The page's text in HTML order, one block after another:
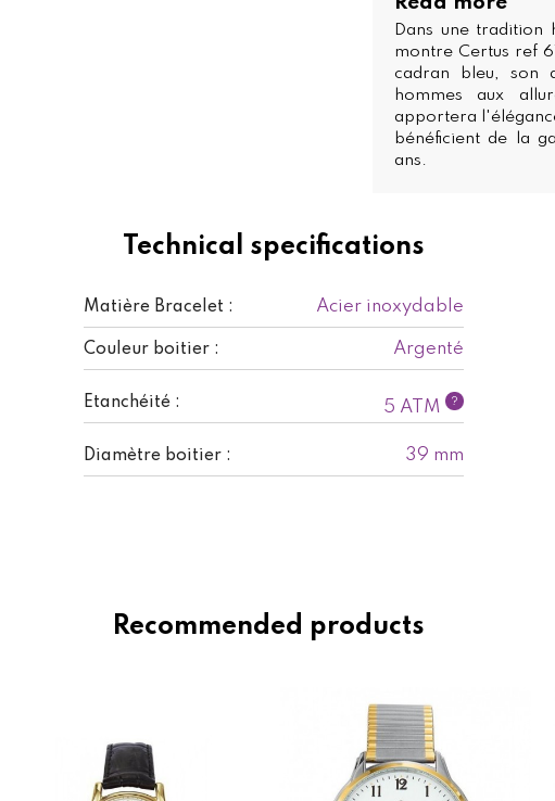
Technical specifications
Matière Bracelet : Acier inoxydable
Couleur boitier : Argenté
Etanchéité : 5 ATM ?
Diamètre boitier : 39 mm
Dans une tradition
montre Certus ref
cadran bleu, son
hommes aux
apportera
bénéficient de la
ans.
Recommended products